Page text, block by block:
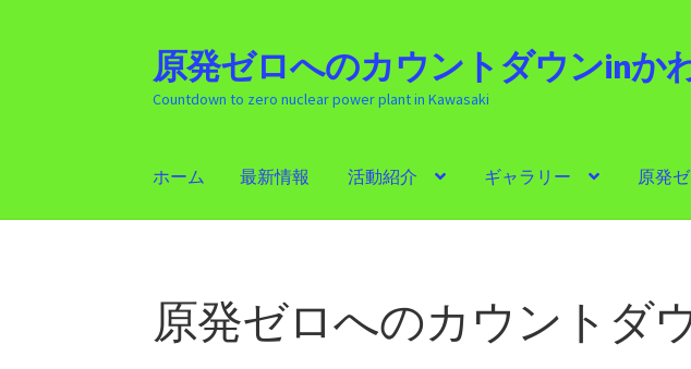
ナ
ビ
ゲ
シ
ン
キ
ッ
コ
ン
テ
ツ
ス
プ
原発ゼロへのカウントダウンinか
Countdown to zero nuclear power plant in Kawasaki
ホーム 最新情報 活動紹介 ギャラリー 原発
原発ゼロへのカウントダ